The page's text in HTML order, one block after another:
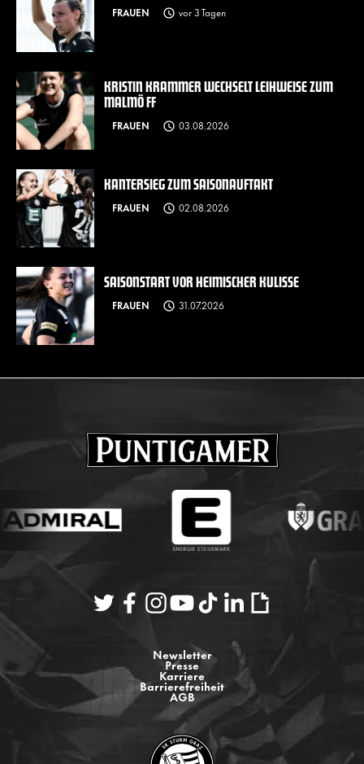
FRAUEN vor 3 Tagen
KRISTIN KRAMMER WECHSELT LEIHWEISE ZUM
MALMÖ FF
FRAUEN 03.08.2026
KANTERSIEG ZUM SAISONAUFTAKT
FRAUEN 02.08.2026
SAISONSTART VOR HEIMISCHER KULISSE
FRAUEN 31.07.2026
Newsletter
Presse
Karriere
Barrierefreiheit
AGB